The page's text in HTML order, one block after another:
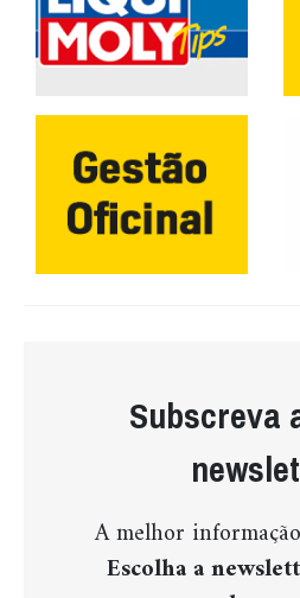
Subscreva
A melhor
Escolha a